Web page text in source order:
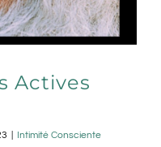
Actives
Intimité Consciente